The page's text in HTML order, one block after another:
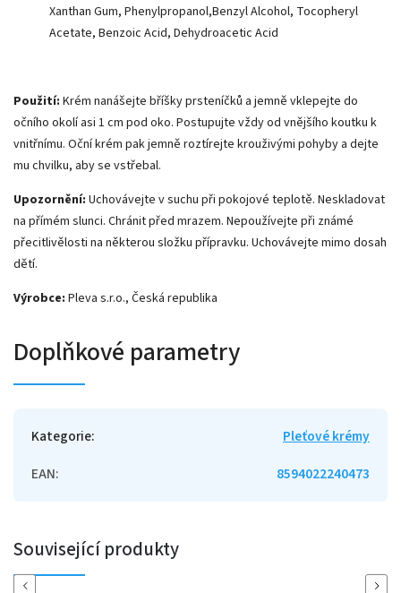
Xanthan Gum, Phenylpropanol,Benzyl Alcohol, Tocopheryl
Acetate, Benzoic Acid, Dehydroacetic Acid
Použití: Krém nanášejte bříšky prsteníčků a jemně vklepejte do
očního okolí asi 1 cm pod oko. Postupujte vždy od vnějšího koutku k
vnitřnímu. Oční krém pak jemně roztírejte krouživými pohyby a dejte
mu chvilku, aby se vstřebal.
Upozornění: Uchovávejte v suchu při pokojové teplotě. Neskladovat
na přímém slunci. Chránit před mrazem. Nepoužívejte při známé
přecitlivělosti na některou složku přípravku. Uchovávejte mimo dosah
dětí.
Výrobce: Pleva s.r.o., Česká republika
Doplňkové parametry
Kategorie:
Pleťové krémy
EAN: 8594022240473
Související produkty
Previous Next